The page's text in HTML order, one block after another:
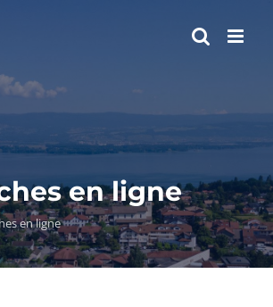
en ligne
en ligne